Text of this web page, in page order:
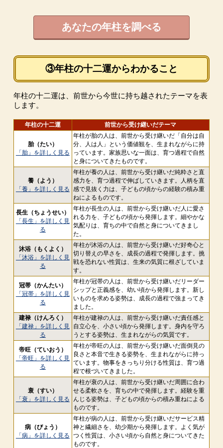
あなたの年柱を調べる
③年柱の十二運からわかること
年柱の十二運は、前世から今世に持ち越されたテーマを表
します。
年柱の十二運 前世から受け継いだテーマ
胎（たい）
「胎」を詳しく見る
年柱が胎の人は、前世から受け継いだ「自分は自
分、人は人」という価値観を、生まれながらに持
っています。家族思いな一面は、育つ過程で自然
と身についてきたものです。
養（よう）
「養」を詳しく見る
年柱が養の人は、前世から受け継いだ純粋さと直
感力を、育つ過程で伸ばしていきます。人柄を直
感で見抜く力は、子どもの頃からの経験の積み重
ねによるものです。
長生（ちょうせい）
「長生」を詳しく見
る
年柱が長生の人は、前世から受け継いだ人に愛さ
れる力を、子どもの頃から発揮します。細やかな
気配りは、育ちの中で自然と身についてきまし
た。
沐浴（もくよく）
「沐浴」を詳しく見
る
年柱が沐浴の人は、前世から受け継いだ好奇心と
切り替えの早さを、成長の過程で発揮します。挑
戦を恐れない性質は、生来の気質に根ざしていま
す。
冠帯（かんたい）
「冠帯」を詳しく見
る
年柱が冠帯の人は、前世から受け継いだリーダー
シップと正義感を、幼い頃から発揮します。新し
いものを求める姿勢は、成長の過程で強まってき
ました。
建禄（けんろく）
「建禄」を詳しく見
る
年柱が建禄の人は、前世から受け継いだ責任感と
自立心を、小さい頃から発揮します。身内を守ろ
うとする姿勢は、生まれながらの気質です。
帝旺（ていおう）
「帝旺」を詳しく見
る
年柱が帝旺の人は、前世から受け継いだ面倒見の
良さと本音で生きる姿勢を、生まれながらに持っ
ています。物事をきっちり分ける性質は、育つ過
程で根づいてきました。
衰（すい）
「衰」を詳しく見る
年柱が衰の人は、前世から受け継いだ周囲に合わ
せる柔軟さを、育ちの中で発揮します。経験を重
んじる姿勢は、子どもの頃からの積み重ねによる
ものです。
病（びょう）
「病」を詳しく見る
年柱が病の人は、前世から受け継いだサービス精
神と繊細さを、幼少期から発揮します。よく気が
つく性質は、小さい頃から自然と身についてきた
ものです。